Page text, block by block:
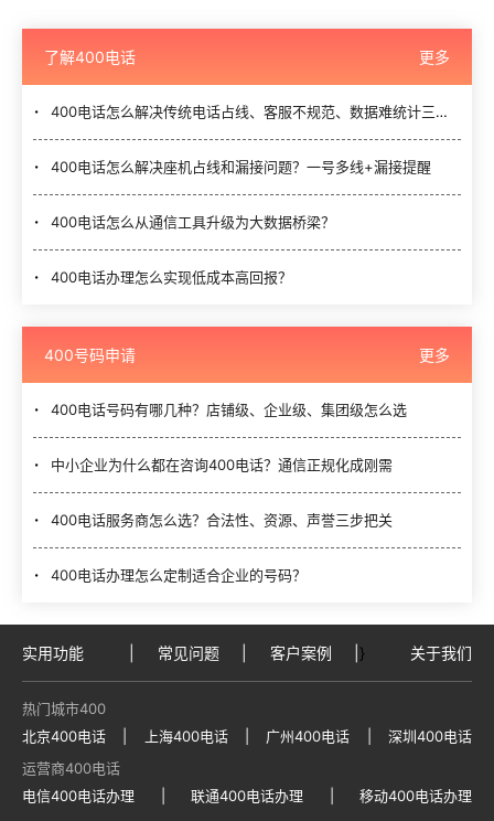
了解400电话 更多
400电话怎么解决传统电话占线、客服不规范、数据难统计三大难题？
400电话怎么解决座机占线和漏接问题？一号多线+漏接提醒
400电话怎么从通信工具升级为大数据桥梁？
400电话办理怎么实现低成本高回报？
400号码申请 更多
400电话号码有哪几种？店铺级、企业级、集团级怎么选
中小企业为什么都在咨询400电话？通信正规化成刚需
400电话服务商怎么选？合法性、资源、声誉三步把关
400电话办理怎么定制适合企业的号码？
实用功能 常见问题 客户案例 } 关于我们
热门城市400
北京400电话
上海400电话 广州400电话
深圳400电话
运营商400电话
电信400电话办理
联通400电话办理 移动400电话办理